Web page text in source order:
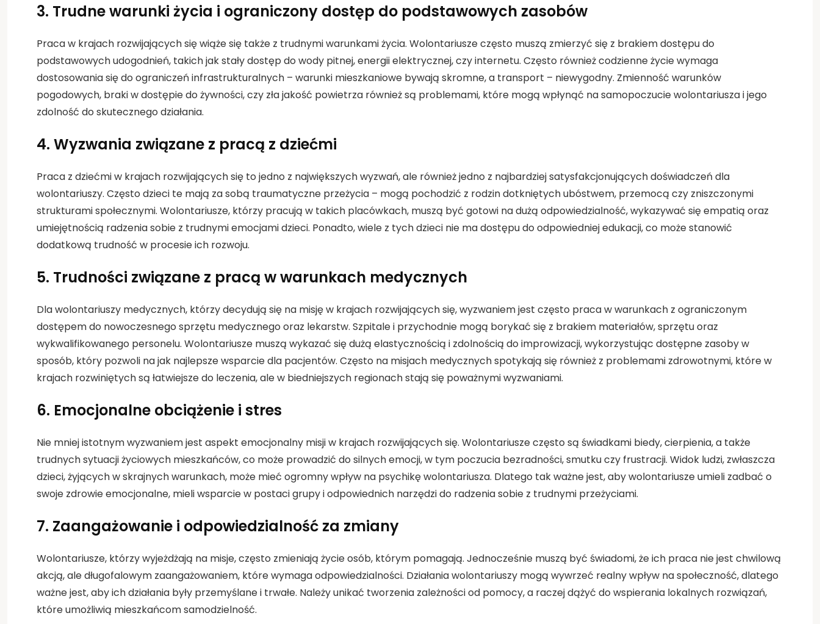
3. Trudne warunki życia i ograniczony dostęp do podstawowych zasobów
Praca w krajach rozwijających się wiąże się także z trudnymi warunkami życia. Wolontariusze często muszą zmierzyć się z brakiem dostępu do
podstawowych udogodnień, takich jak stały dostęp do wody pitnej, energii elektrycznej, czy internetu. Często również codzienne życie wymaga
dostosowania się do ograniczeń infrastrukturalnych – warunki mieszkaniowe bywają skromne, a transport – niewygodny. Zmienność warunków
pogodowych, braki w dostępie do żywności, czy zła jakość powietrza również są problemami, które mogą wpłynąć na samopoczucie wolontariusza i jego
zdolność do skutecznego działania.
4. Wyzwania związane z pracą z dziećmi
Praca z dziećmi w krajach rozwijających się to jedno z największych wyzwań, ale również jedno z najbardziej satysfakcjonujących doświadczeń dla
wolontariuszy. Często dzieci te mają za sobą traumatyczne przeżycia – mogą pochodzić z rodzin dotkniętych ubóstwem, przemocą czy zniszczonymi
strukturami społecznymi. Wolontariusze, którzy pracują w takich placówkach, muszą być gotowi na dużą odpowiedzialność, wykazywać się empatią oraz
umiejętnością radzenia sobie z trudnymi emocjami dzieci. Ponadto, wiele z tych dzieci nie ma dostępu do odpowiedniej edukacji, co może stanowić
dodatkową trudność w procesie ich rozwoju.
5. Trudności związane z pracą w warunkach medycznych
Dla wolontariuszy medycznych, którzy decydują się na misję w krajach rozwijających się, wyzwaniem jest często praca w warunkach z ograniczonym
dostępem do nowoczesnego sprzętu medycznego oraz lekarstw. Szpitale i przychodnie mogą borykać się z brakiem materiałów, sprzętu oraz
wykwalifikowanego personelu. Wolontariusze muszą wykazać się dużą elastycznością i zdolnością do improwizacji, wykorzystując dostępne zasoby w
sposób, który pozwoli na jak najlepsze wsparcie dla pacjentów. Często na misjach medycznych spotykają się również z problemami zdrowotnymi, które w
krajach rozwiniętych są łatwiejsze do leczenia, ale w biedniejszych regionach stają się poważnymi wyzwaniami.
6. Emocjonalne obciążenie i stres
Nie mniej istotnym wyzwaniem jest aspekt emocjonalny misji w krajach rozwijających się. Wolontariusze często są świadkami biedy, cierpienia, a także
trudnych sytuacji życiowych mieszkańców, co może prowadzić do silnych emocji, w tym poczucia bezradności, smutku czy frustracji. Widok ludzi, zwłaszcza
dzieci, żyjących w skrajnych warunkach, może mieć ogromny wpływ na psychikę wolontariusza. Dlatego tak ważne jest, aby wolontariusze umieli zadbać o
swoje zdrowie emocjonalne, mieli wsparcie w postaci grupy i odpowiednich narzędzi do radzenia sobie z trudnymi przeżyciami.
7. Zaangażowanie i odpowiedzialność za zmiany
Wolontariusze, którzy wyjeżdżają na misje, często zmieniają życie osób, którym pomagają. Jednocześnie muszą być świadomi, że ich praca nie jest chwilową
akcją, ale długofalowym zaangażowaniem, które wymaga odpowiedzialności. Działania wolontariuszy mogą wywrzeć realny wpływ na społeczność, dlatego
ważne jest, aby ich działania były przemyślane i trwałe. Należy unikać tworzenia zależności od pomocy, a raczej dążyć do wspierania lokalnych rozwiązań,
które umożliwią mieszkańcom samodzielność.